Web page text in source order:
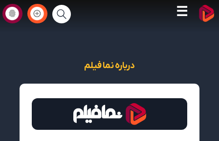
☰
درباره نما فیلم